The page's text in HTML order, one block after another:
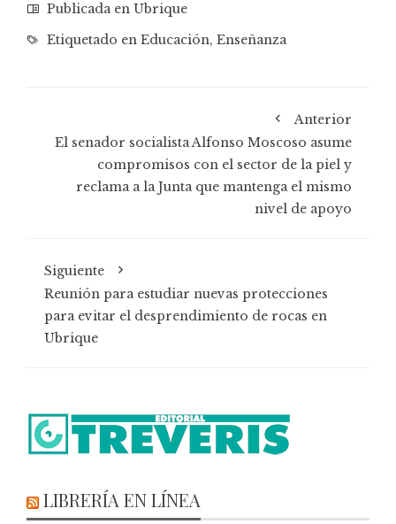
Publicada en Ubrique
Etiquetado en Educación, Enseñanza
Anterior
El senador socialista Alfonso Moscoso asume
compromisos con el sector de la piel y
reclama a la Junta que mantenga el mismo
nivel de apoyo
Siguiente
Reunión para estudiar nuevas protecciones
para evitar el desprendimiento de rocas en
Ubrique
LIBRERÍA EN LÍNEA